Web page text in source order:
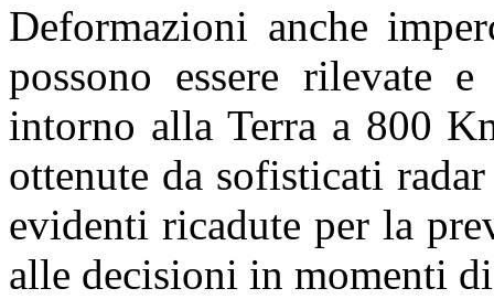
Deformazioni anche
possono essere rilevate
intorno alla Terra a 800
ottenute da sofisticati
evidenti ricadute per la
alle decisioni in momenti